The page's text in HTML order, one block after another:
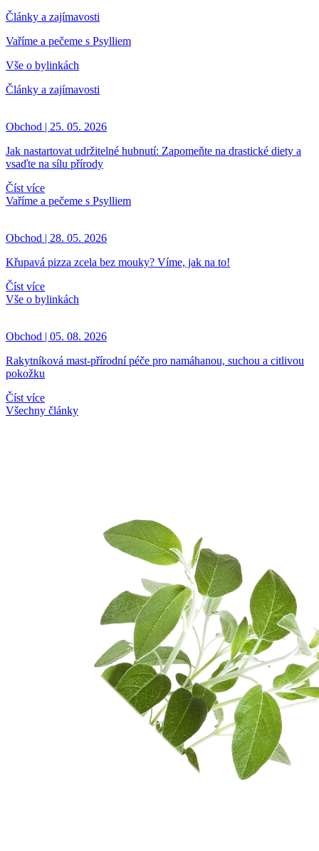
Články a zajímavosti
Vaříme a pečeme s Psylliem
Vše o bylinkách
Články a zajímavosti
Obchod | 25. 05. 2026
Jak nastartovat udržitelné hubnutí: Zapomeňte na drastické diety a
vsaďte na sílu přírody
Číst více
Vaříme a pečeme s Psylliem
Obchod | 28. 05. 2026
Křupavá pizza zcela bez mouky? Víme, jak na to!
Číst více
Vše o bylinkách
Obchod | 05. 08. 2026
Rakytníková mast-přírodní péče pro namáhanou, suchou a citlivou
pokožku
Číst více
Všechny články